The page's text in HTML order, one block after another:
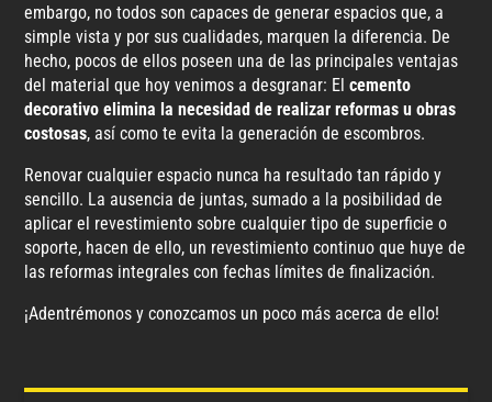
embargo, no todos son capaces de generar espacios que, a
simple vista y por sus cualidades, marquen la diferencia. De
hecho, pocos de ellos poseen una de las principales ventajas
del material que hoy venimos a desgranar: Elcemento
decorativo elimina la necesidad de realizar reformas u obras
costosas, así como te evita la generación de escombros.
Renovar cualquier espacio nunca ha resultado tan rápido y
sencillo. La ausencia de juntas, sumado a la posibilidad de
aplicar el revestimiento sobre cualquier tipo de superficie o
soporte, hacen de ello, un revestimiento continuo que huye de
las reformas integrales con fechas límites de finalización.
¡Adentrémonos y conozcamos un poco más acerca de ello!